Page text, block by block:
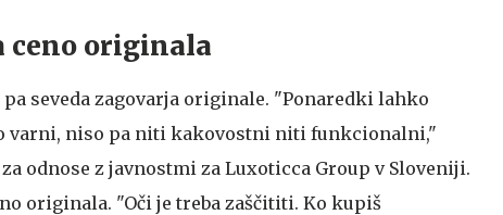
ceno originala
seveda zagovarja originale. "Ponaredki lahko
varni, niso pa niti kakovostni niti funkcionalni,"
odnose z javnostmi za Luxoticca Group v Sloveniji.
originala. "Oči je treba zaščititi. Ko kupiš